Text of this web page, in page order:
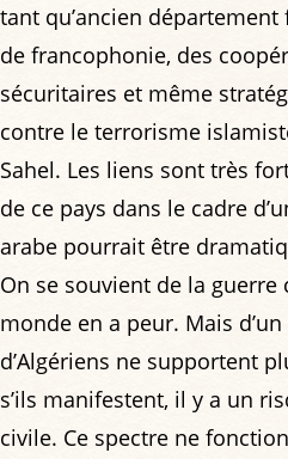
tant qu’ancien
de francophonie, des
sécuritaires et même
contre le terrorisme
Sahel. Les liens sont très
de ce pays dans le cadre
arabe pourrait être
On se souvient de la
monde en a peur. Mais
d’Algériens ne supportent
s’ils manifestent, il y a un
civile. Ce spectre ne